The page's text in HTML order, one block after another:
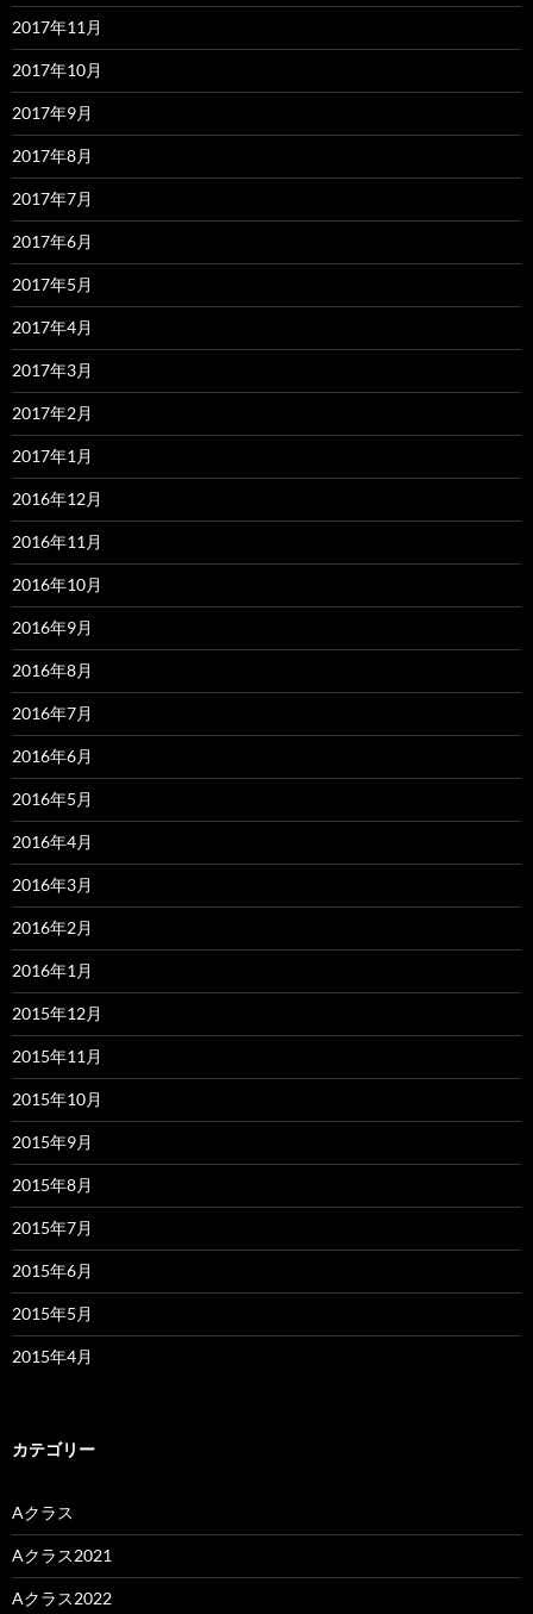
2017年11月
2017年10月
2017年9月
2017年8月
2017年7月
2017年6月
2017年5月
2017年4月
2017年3月
2017年2月
2017年1月
2016年12月
2016年11月
2016年10月
2016年9月
2016年8月
2016年7月
2016年6月
2016年5月
2016年4月
2016年3月
2016年2月
2016年1月
2015年12月
2015年11月
2015年10月
2015年9月
2015年8月
2015年7月
2015年6月
2015年5月
2015年4月
カテゴリー
Aクラス
Aクラス2021
Aクラス2022